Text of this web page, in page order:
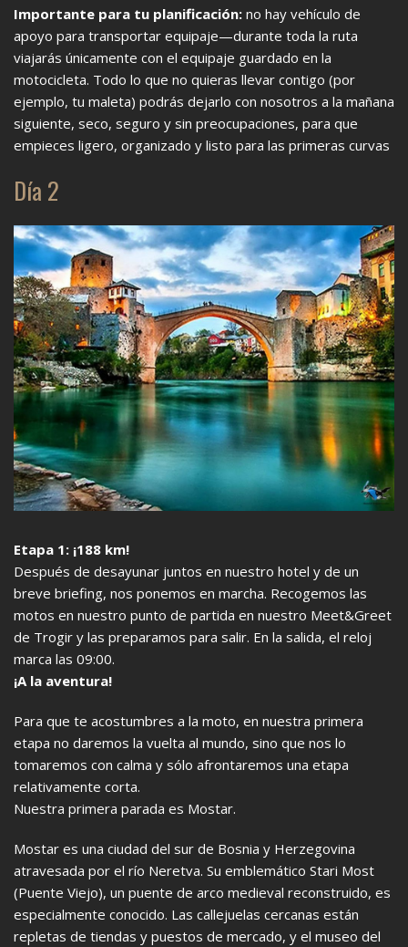
Importante para tu planificación: no hay vehículo de
apoyo para transportar equipaje—durante toda la ruta
viajarás únicamente con el equipaje guardado en la
motocicleta. Todo lo que no quieras llevar contigo (por
ejemplo, tu maleta) podrás dejarlo con nosotros a la mañana
siguiente, seco, seguro y sin preocupaciones, para que
empieces ligero, organizado y listo para las primeras curvas
Día 2
Etapa 1: ¡188 km!
Después de desayunar juntos en nuestro hotel y de un
breve briefing, nos ponemos en marcha. Recogemos las
motos en nuestro punto de partida en nuestro Meet&Greet
de Trogir y las preparamos para salir. En la salida, el reloj
marca las 09:00.
¡A la aventura!
Para que te acostumbres a la moto, en nuestra primera
etapa no daremos la vuelta al mundo, sino que nos lo
tomaremos con calma y sólo afrontaremos una etapa
relativamente corta.
Nuestra primera parada es Mostar.
Mostar es una ciudad del sur de Bosnia y Herzegovina
atravesada por el río Neretva. Su emblemático Stari Most
(Puente Viejo), un puente de arco medieval reconstruido, es
especialmente conocido. Las callejuelas cercanas están
repletas de tiendas y puestos de mercado, y el museo del